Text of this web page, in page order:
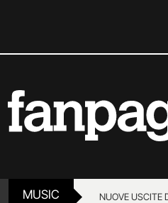
MUSIC NUOVE USCITE